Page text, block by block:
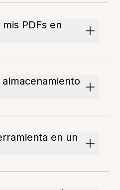
PDFs en
en un